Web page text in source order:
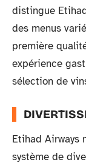
distingue
des menus
première
expérience
sélection de
Etihad Airways
système de